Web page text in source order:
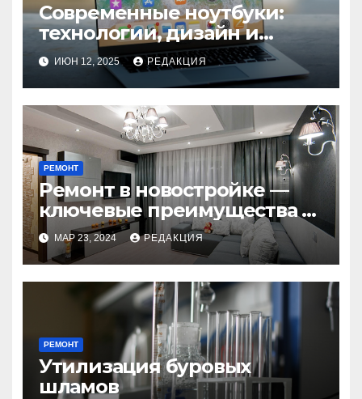
Современные ноутбуки:
технологии, дизайн и
будущее мобильных
устройств
ИЮН 12, 2025 РЕДАКЦИЯ
РЕМОНТ
Ремонт в новостройке —
ключевые преимущества и
недостатки под
руководством специалиста
МАР 23, 2024 РЕДАКЦИЯ
РЕМОНТ
Утилизация буровых
шламов